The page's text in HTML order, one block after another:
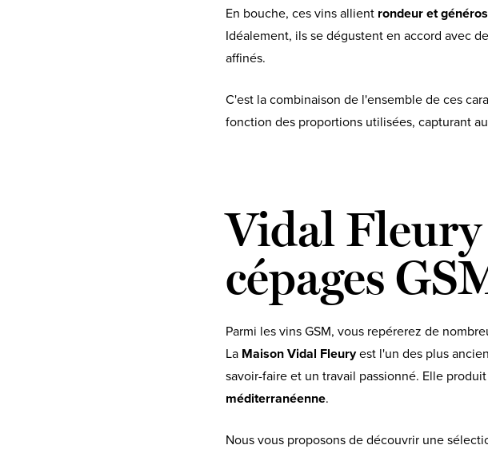
En bouche, ces vins allient rondeur et
Idéalement, ils se dégustent en accord avec
affinés.
C'est la combinaison de l'ensemble de ces
fonction des proportions utilisées, capturant
Vidal
cépages
Parmi les vins GSM, vous repérerez de
La Maison Vidal Fleuryest l'un des plus
savoir-faire et un travail passionné. Elle
méditerranéenne.
Nous vous proposons de découvrir une